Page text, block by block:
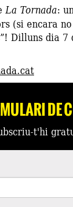
La Tornada:
(si encara
Dilluns dia
DE
t'hi